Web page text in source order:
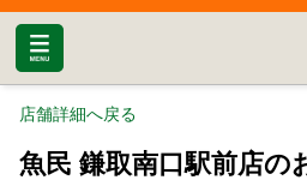
店舗詳細へ戻る
魚民 鎌取南口駅前店の